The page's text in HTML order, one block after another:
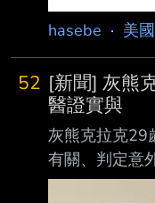
hasebe · 美
52 [新聞] 灰熊
醫證實與
灰熊克拉克
有關、判定意
前鋒克拉克（